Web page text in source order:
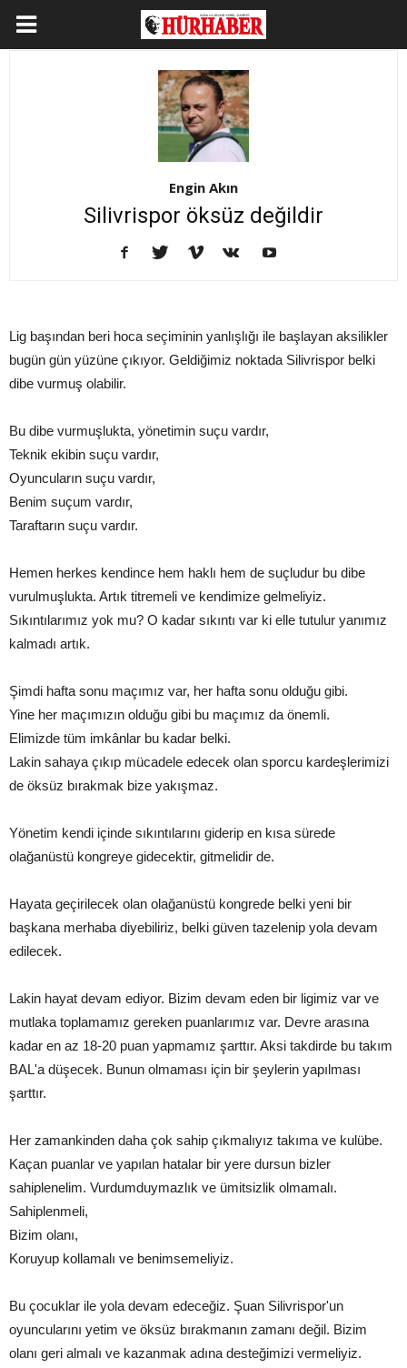
Engin Akın
Silivrispor öksüz değildir
Lig başından beri hoca seçiminin yanlışlığı ile başlayan aksilikler
bugün gün yüzüne çıkıyor. Geldiğimiz noktada Silivrispor belki
dibe vurmuş olabilir.
Bu dibe vurmuşlukta, yönetimin suçu vardır,
Teknik ekibin suçu vardır,
Oyuncuların suçu vardır,
Benim suçum vardır,
Taraftarın suçu vardır.
Hemen herkes kendince hem haklı hem de suçludur bu dibe
vurulmuşlukta. Artık titremeli ve kendimize gelmeliyiz.
Sıkıntılarımız yok mu? O kadar sıkıntı var ki elle tutulur yanımız
kalmadı artık.
Şimdi hafta sonu maçımız var, her hafta sonu olduğu gibi.
Yine her maçımızın olduğu gibi bu maçımız da önemli.
Elimizde tüm imkânlar bu kadar belki.
Lakin sahaya çıkıp mücadele edecek olan sporcu kardeşlerimizi
de öksüz bırakmak bize yakışmaz.
Yönetim kendi içinde sıkıntılarını giderip en kısa sürede
olağanüstü kongreye gidecektir, gitmelidir de.
Hayata geçirilecek olan olağanüstü kongrede belki yeni bir
başkana merhaba diyebiliriz, belki güven tazelenip yola devam
edilecek.
Lakin hayat devam ediyor. Bizim devam eden bir ligimiz var ve
mutlaka toplamamız gereken puanlarımız var. Devre arasına
kadar en az 18-20 puan yapmamız şarttır. Aksi takdirde bu takım
BAL'a düşecek. Bunun olmaması için bir şeylerin yapılması
şarttır.
Her zamankinden daha çok sahip çıkmalıyız takıma ve kulübe.
Kaçan puanlar ve yapılan hatalar bir yere dursun bizler
sahiplenelim. Vurdumduymazlık ve ümitsizlik olmamalı.
Sahiplenmeli,
Bizim olanı,
Koruyup kollamalı ve benimsemeliyiz.
Bu çocuklar ile yola devam edeceğiz. Şuan Silivrispor'un
oyuncularını yetim ve öksüz bırakmanın zamanı değil. Bizim
olanı geri almalı ve kazanmak adına desteğimizi vermeliyiz.